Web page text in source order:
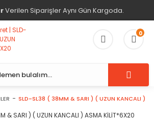
Verilen Siparişler Aynı Gün Kargoda.
0
SLD-SL38 ( 38MM & SARI ) ( UZUN KANCALI )